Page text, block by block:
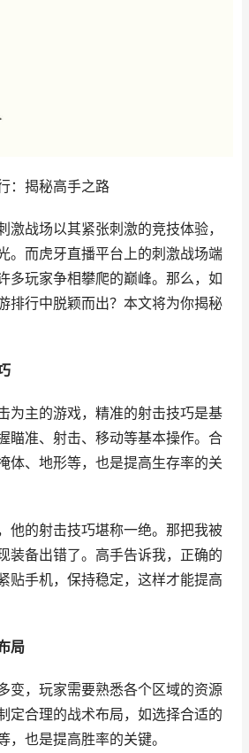
：揭秘高手之路
激战场以其紧张刺激的竞技体验，
。而虎牙直播平台上的刺激战场端
多玩家争相攀爬的巅峰。那么，如
排行中脱颖而出？本文将为你揭秘
为主的游戏，精准的射击技巧是基
瞄准、射击、移动等基本操作。合
体、地形等，也是提高生存率的关
他的射击技巧堪称一绝。那把我被
装备出错了。高手告诉我，正确的
贴手机，保持稳定，这样才能提高
局
变，玩家需要熟悉各个区域的资源
定合理的战术布局，如选择合适的
，也是提高胜率的关键。